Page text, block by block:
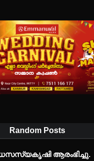
Random Posts
ആരംഭിച്ചു.